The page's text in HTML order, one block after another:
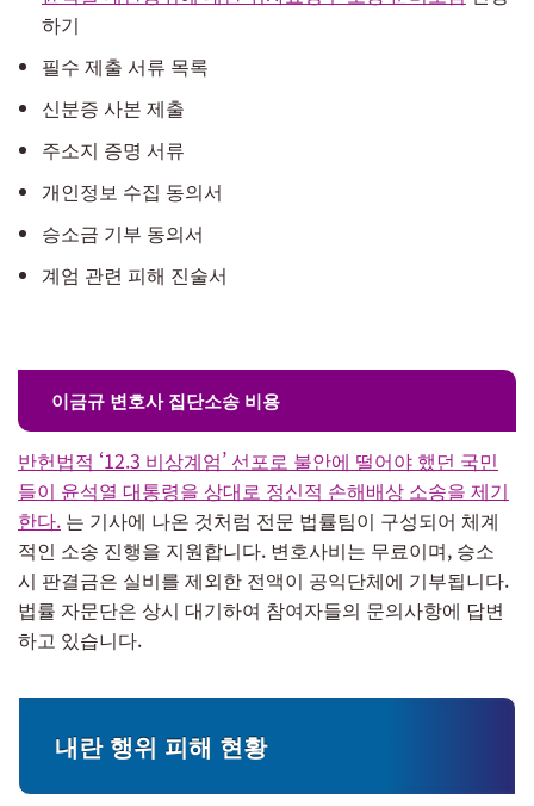
하기
필수 제출 서류 목록
신분증 사본 제출
주소지 증명 서류
개인정보 수집 동의서
승소금 기부 동의서
계엄 관련 피해 진술서
이금규 변호사 집단소송 비용
반헌법적 ‘12.3 비상계엄’ 선포로 불안에 떨어야 했던 국민
들이 윤석열 대통령을 상대로 정신적 손해배상 소송을 제기
한다. 는 기사에 나온 것처럼 전문 법률팀이 구성되어 체계
적인 소송 진행을 지원합니다. 변호사비는 무료이며, 승소
시 판결금은 실비를 제외한 전액이 공익단체에 기부됩니다.
법률 자문단은 상시 대기하여 참여자들의 문의사항에 답변
하고 있습니다.
내란 행위 피해 현황